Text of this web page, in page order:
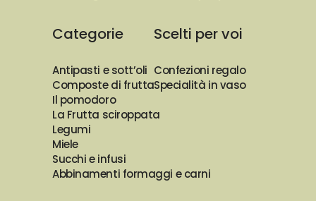
Categorie
Antipasti e sott’oli
Composte di frutta
Il pomodoro
La Frutta sciroppata
Legumi
Miele
Succhi e infusi
Abbinamenti formaggi e carni
Scelti per voi
Confezioni regalo
Specialità in vaso